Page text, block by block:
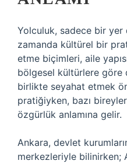
Yolculuk, sadece bir yer
zamanda kültürel bir
etme biçimleri, aile
bölgesel kültürlere göre
birlikte seyahat etmek
pratiğiyken, bazı
özgürlük anlamına gelir.
Ankara, devlet
merkezleriyle bilinirken;